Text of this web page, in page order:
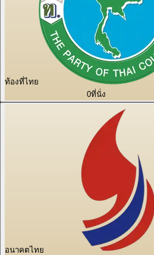
ท้องที่ไทย
0ที่นั่ง
อนาคตไทย